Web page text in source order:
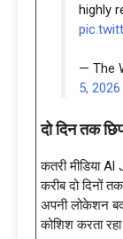
highly
— The
5, 2026
दो दिन तक
कतरी मीडिया Al
करीब दो दिनों
अपनी लोकेशन
कोशिश करता